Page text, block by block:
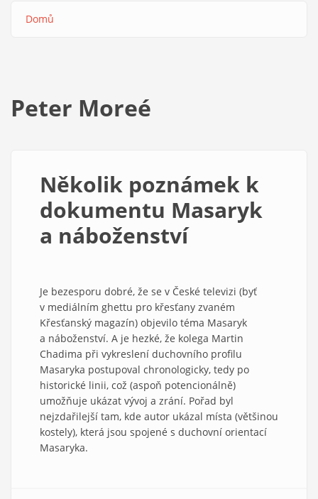
Domů
Peter Moreé
Několik poznámek k
dokumentu Masaryk
a náboženství
Je bezesporu dobré, že se v České televizi (byť
v mediálním ghettu pro křesťany zvaném
Křesťanský magazín) objevilo téma Masaryk
a náboženství. A je hezké, že kolega Martin
Chadima při vykreslení duchovního profilu
Masaryka postupoval chronologicky, tedy po
historické linii, což (aspoň potencionálně)
umožňuje ukázat vývoj a zrání. Pořad byl
nejzdařilejší tam, kde autor ukázal místa (většinou
kostely), která jsou spojené s duchovní orientací
Masaryka.